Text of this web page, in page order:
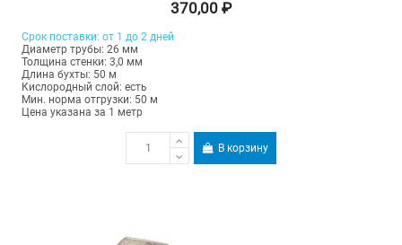
370,00 ₽
Срок поставки: от 1 до 2 дней
Диаметр трубы: 26 мм
Толщина стенки: 3,0 мм
Длина бухты: 50 м
Кислородный слой: есть
Мин. норма отгрузки: 50 м
Цена указана за 1 метр
В корзину